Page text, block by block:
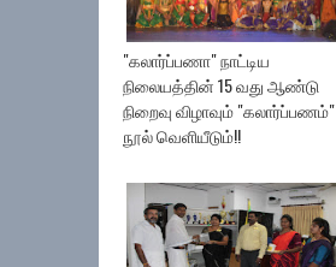
"கலார்ப்பணா" நாட்டிய
நிலையத்தின் 15 வது ஆண்டு
நிறைவு விழாவும் "கலார்ப்பணம்"
நூல் வெளியீடும்!!